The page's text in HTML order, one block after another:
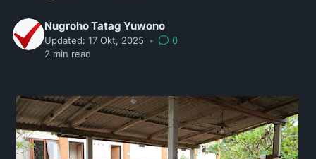
Nugroho Tatag Yuwono
Updated: 17 Okt, 2025 •
0
2 min read